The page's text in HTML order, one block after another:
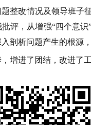
整改情况及领导班子
评，从增强“四个意
剖析问题产生的根源
增进了团结，改进了工